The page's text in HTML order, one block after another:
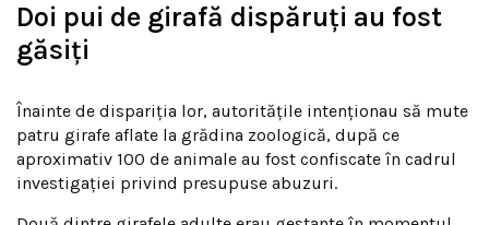
Doi pui de girafă dispăruți au fost
găsiți
Înainte de dispariția lor, autoritățile intenționau să mute
patru girafe aflate la grădina zoologică, după ce
aproximativ 100 de animale au fost confiscate în cadrul
investigației privind presupuse abuzuri.